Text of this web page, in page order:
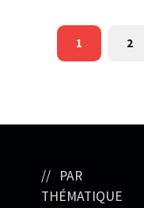
1 2
PAR
THÉMATIQUE